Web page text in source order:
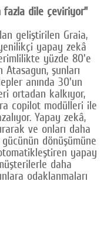
fazla dile çeviriyor”
geliştirilen Graia,
yapay zekâ
yüzde 80'e
Atasagun, şunları
anında 30'un
ortadan kalkıyor,
copilot modülleri ile
Yapay zekâ,
ve onları daha
dönüşümüne
yapay
daha
odaklanmaları